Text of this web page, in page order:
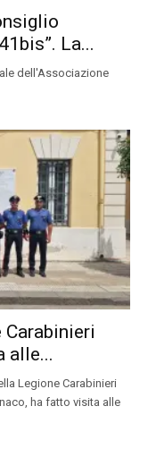
La...
dell'Associazione
alle...
Legione Carabinieri
ha fatto visita alle